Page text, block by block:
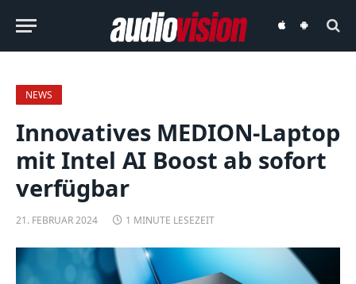
audiovisionaudiovision
NEWS
Innovatives MEDION-Laptop
mit Intel AI Boost ab sofort
verfügbar
21. FEBRUAR 2024 1 MINUTE LESEZEIT